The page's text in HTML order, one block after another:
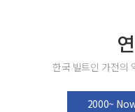
한국 빌트인 가전의
2000~